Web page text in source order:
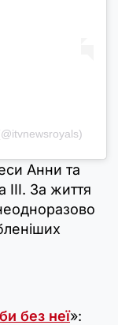
Анни та
III. За життя
без неї»: